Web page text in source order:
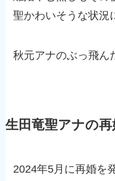
聖かわいそうな状況
秋元アナのぶっ飛ん
生田竜聖アナの再
2024年5月に再婚を